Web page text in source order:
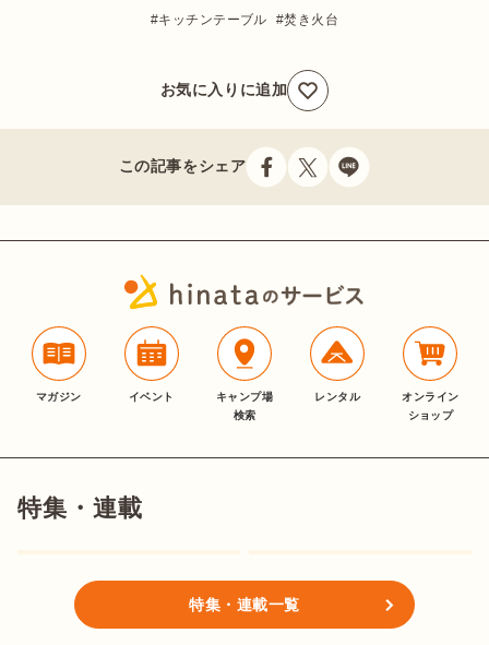
キッチンテーブル 焚き火台
お気に入りに追加
この記事をシェア
マガジン イベント
キャンプ場
検索
レンタル
オンライン
ショップ
特集・連載
特集・連載一覧